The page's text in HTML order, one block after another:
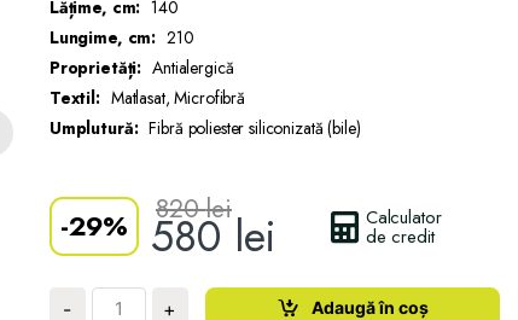
Lățime, cm: 140
Lungime, cm: 210
Proprietăți: Antialergică
Textil: Matlasat, Microfibră
Umplutură: Fibră poliester siliconizată (bile)
-29% 580lei
820lei Calculator
de credit
-
Cantitate + Adaugă în coș